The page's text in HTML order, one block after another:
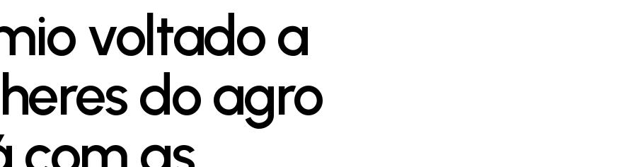
voltado a
do agro